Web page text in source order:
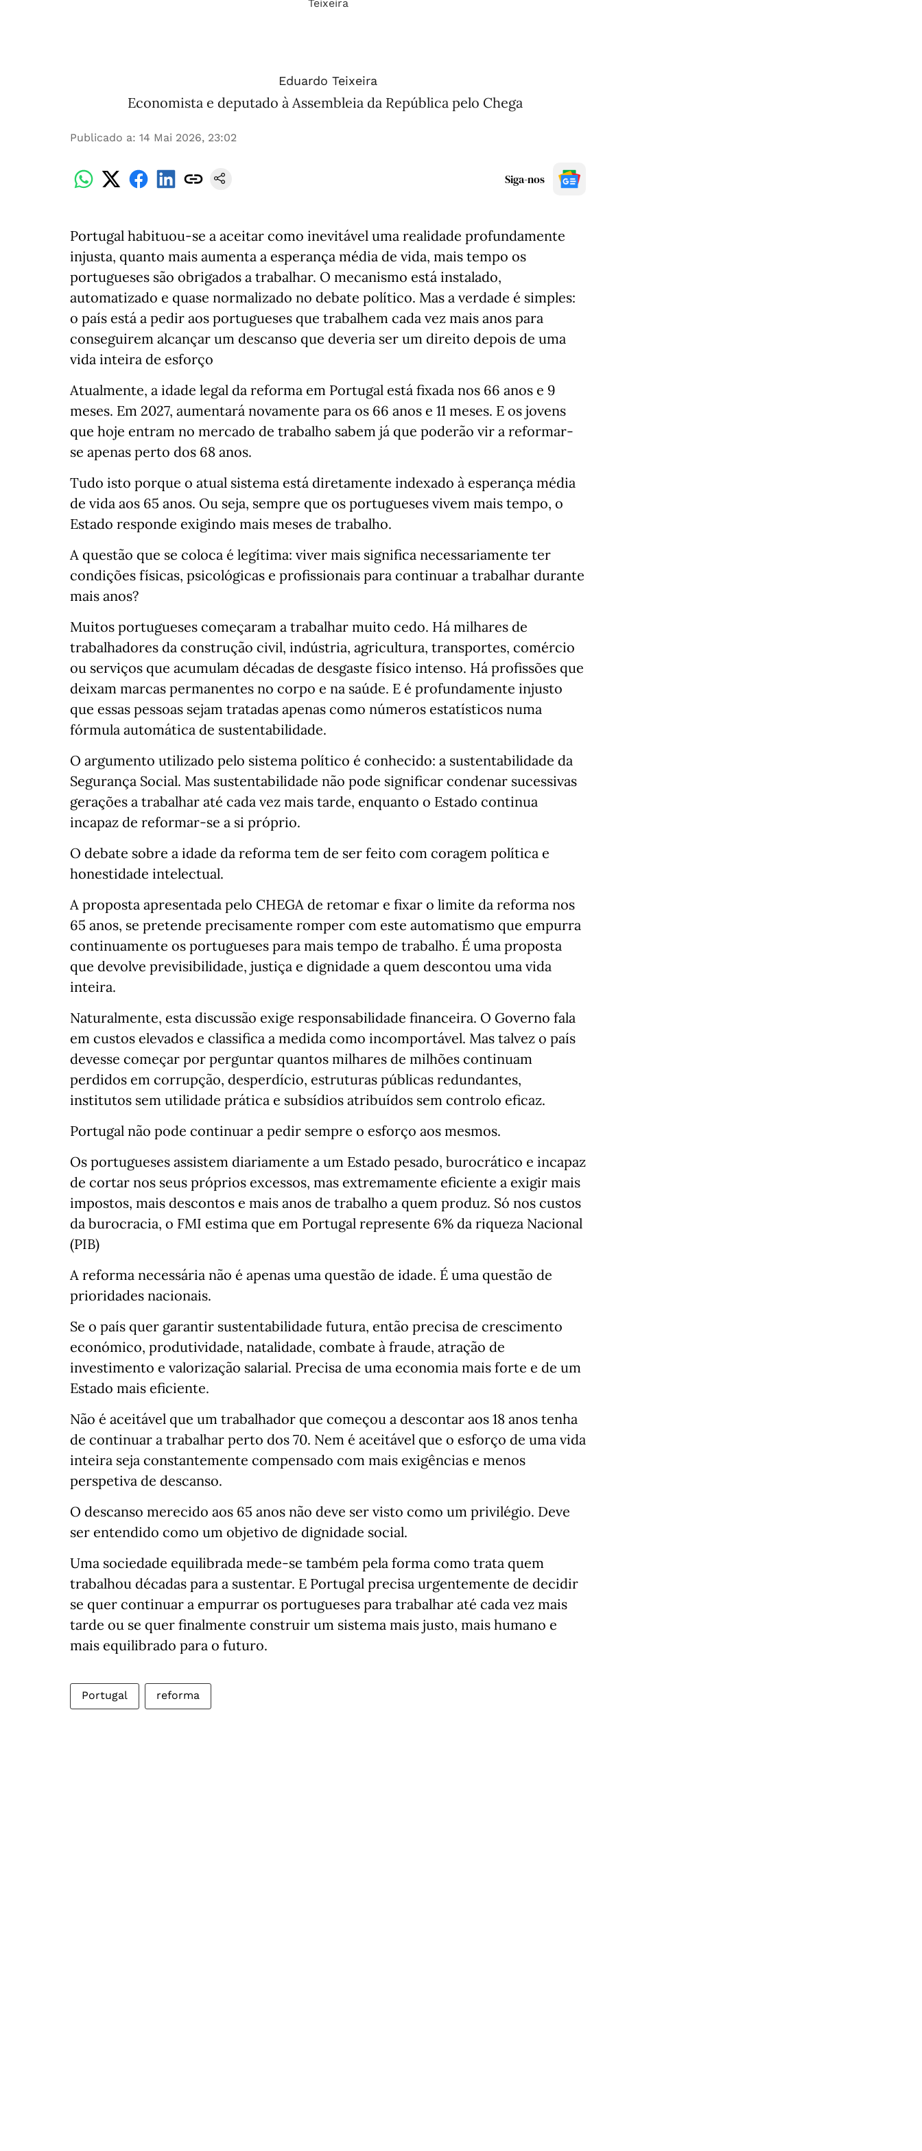
Eduardo Teixeira
Economista e deputado à Assembleia da República pelo Chega
Publicado a: 14 Mai 2026, 23:02
Siga-nos
Portugal habituou-se a aceitar como inevitável uma realidade profundamente
injusta, quanto mais aumenta a esperança média de vida, mais tempo os
portugueses são obrigados a trabalhar. O mecanismo está instalado,
automatizado e quase normalizado no debate político. Mas a verdade é simples:
o país está a pedir aos portugueses que trabalhem cada vez mais anos para
conseguirem alcançar um descanso que deveria ser um direito depois de uma
vida inteira de esforço
Atualmente, a idade legal da reforma em Portugal está fixada nos 66 anos e 9
meses. Em 2027, aumentará novamente para os 66 anos e 11 meses. E os jovens
que hoje entram no mercado de trabalho sabem já que poderão vir a reformar-
se apenas perto dos 68 anos.
Tudo isto porque o atual sistema está diretamente indexado à esperança média
de vida aos 65 anos. Ou seja, sempre que os portugueses vivem mais tempo, o
Estado responde exigindo mais meses de trabalho.
A questão que se coloca é legítima: viver mais significa necessariamente ter
condições físicas, psicológicas e profissionais para continuar a trabalhar durante
mais anos?
Muitos portugueses começaram a trabalhar muito cedo. Há milhares de
trabalhadores da construção civil, indústria, agricultura, transportes, comércio
ou serviços que acumulam décadas de desgaste físico intenso. Há profissões que
deixam marcas permanentes no corpo e na saúde. E é profundamente injusto
que essas pessoas sejam tratadas apenas como números estatísticos numa
fórmula automática de sustentabilidade.
O argumento utilizado pelo sistema político é conhecido: a sustentabilidade da
Segurança Social. Mas sustentabilidade não pode significar condenar sucessivas
gerações a trabalhar até cada vez mais tarde, enquanto o Estado continua
incapaz de reformar-se a si próprio.
O debate sobre a idade da reforma tem de ser feito com coragem política e
honestidade intelectual.
A proposta apresentada pelo CHEGA de retomar e fixar o limite da reforma nos
65 anos, se pretende precisamente romper com este automatismo que empurra
continuamente os portugueses para mais tempo de trabalho. É uma proposta
que devolve previsibilidade, justiça e dignidade a quem descontou uma vida
inteira.
Naturalmente, esta discussão exige responsabilidade financeira. O Governo fala
em custos elevados e classifica a medida como incomportável. Mas talvez o país
devesse começar por perguntar quantos milhares de milhões continuam
perdidos em corrupção, desperdício, estruturas públicas redundantes,
institutos sem utilidade prática e subsídios atribuídos sem controlo eficaz.
Portugal não pode continuar a pedir sempre o esforço aos mesmos.
Os portugueses assistem diariamente a um Estado pesado, burocrático e incapaz
de cortar nos seus próprios excessos, mas extremamente eficiente a exigir mais
impostos, mais descontos e mais anos de trabalho a quem produz. Só nos custos
da burocracia, o FMI estima que em Portugal represente 6% da riqueza Nacional
(PIB)
A reforma necessária não é apenas uma questão de idade. É uma questão de
prioridades nacionais.
Se o país quer garantir sustentabilidade futura, então precisa de crescimento
económico, produtividade, natalidade, combate à fraude, atração de
investimento e valorização salarial. Precisa de uma economia mais forte e de um
Estado mais eficiente.
Não é aceitável que um trabalhador que começou a descontar aos 18 anos tenha
de continuar a trabalhar perto dos 70. Nem é aceitável que o esforço de uma vida
inteira seja constantemente compensado com mais exigências e menos
perspetiva de descanso.
O descanso merecido aos 65 anos não deve ser visto como um privilégio. Deve
ser entendido como um objetivo de dignidade social.
Uma sociedade equilibrada mede-se também pela forma como trata quem
trabalhou décadas para a sustentar. E Portugal precisa urgentemente de decidir
se quer continuar a empurrar os portugueses para trabalhar até cada vez mais
tarde ou se quer finalmente construir um sistema mais justo, mais humano e
mais equilibrado para o futuro.
Portugal reforma